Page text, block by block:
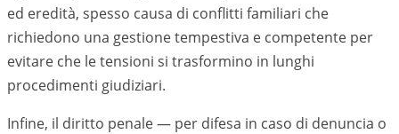
ed eredità, spesso causa di conflitti familiari che
richiedono una gestione tempestiva e competente per
evitare che le tensioni si trasformino in lunghi
procedimenti giudiziari.
Infine, il diritto penale — per difesa in caso di denuncia o